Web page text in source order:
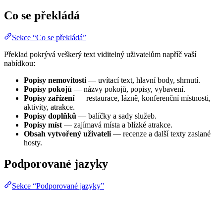
Co se překládá
Sekce “Co se překládá”
Překlad pokrývá veškerý text viditelný uživatelům napříč vaší
nabídkou:
Popisy nemovitosti — uvítací text, hlavní body, shrnutí.
Popisy pokojů — názvy pokojů, popisy, vybavení.
Popisy zařízení— restaurace, lázně, konferenční místnosti,
aktivity, atrakce.
Popisy doplňků — balíčky a sady služeb.
Popisy míst — zajímavá místa a blízké atrakce.
Obsah vytvořený uživateli — recenze a další texty zaslané
hosty.
Podporované jazyky
Sekce “Podporované jazyky”